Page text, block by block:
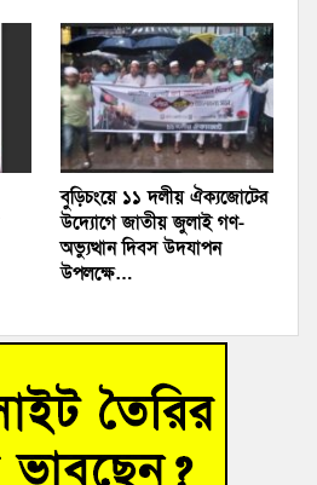
বুড়িচংয়ে ১১ দলীয় ঐক্যজোটের
উদ্যোগে জাতীয় জুলাই গণ-
অভ্যুত্থান দিবস উদযাপন
উপলক্ষে…